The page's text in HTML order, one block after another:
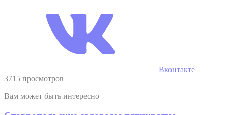
Вконтакте
3715 просмотров
Вам может быть интересно